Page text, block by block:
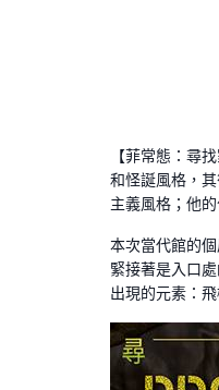
【菲常態：尋
和怪誕風格，
主義風格；他
本次當代館的
緊接著是入口
出現的元素：